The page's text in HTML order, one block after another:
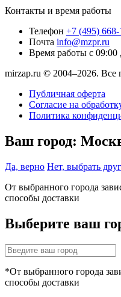
Контакты и время работы
Телефон +7 (495)
Почта info@mzpr.ru
Время работы с 09:00
mirzap.ru © 2004–2026. Все
Публичная оферта
Согласие на
Политика
Ваш город:
Да, верно Нет, выбрать
От выбранного города
способы доставки
Выберите ваш
*От выбранного города
способы доставки